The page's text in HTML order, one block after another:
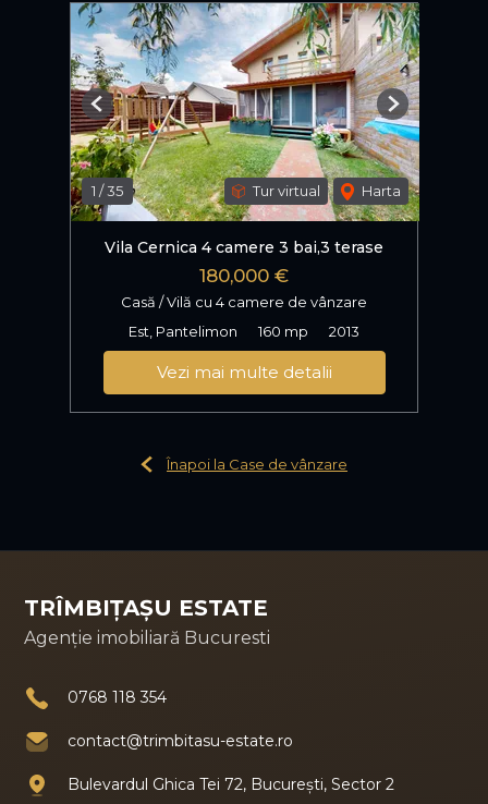
1 /35 Tur virtual Harta
Previous Next
Vila Cernica 4 camere 3 bai,3 terase
180,000 €
Casă / Vilă cu 4 camere de vânzare
Est, Pantelimon
160 mp 2013
Vezi mai multe detalii
Înapoi la Case de vânzare
TRÎMBIȚAȘU ESTATE
Agenție imobiliară Bucuresti
0768 118 354
contact@trimbitasu-estate.ro
Bulevardul Ghica Tei 72, București, Sector 2